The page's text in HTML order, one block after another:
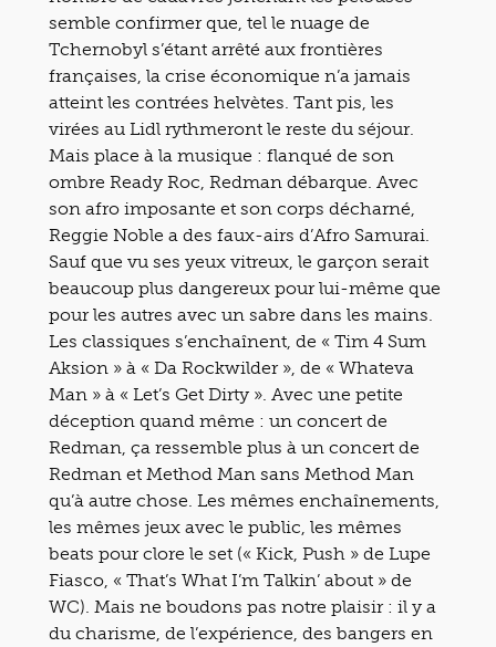
semble confirmer que, tel le nuage de
Tchernobyl s’étant arrêté aux frontières
françaises, la crise économique n’a jamais
atteint les contrées helvètes. Tant pis, les
virées au Lidl rythmeront le reste du séjour.
Mais place à la musique : flanqué de son
ombre Ready Roc, Redman débarque. Avec
son afro imposante et son corps décharné,
Reggie Noble a des faux-airs d’Afro Samurai.
Sauf que vu ses yeux vitreux, le garçon serait
beaucoup plus dangereux pour lui-même que
pour les autres avec un sabre dans les mains.
Les classiques s’enchaînent, de « Tim 4 Sum
Aksion » à « Da Rockwilder », de « Whateva
Man » à « Let’s Get Dirty ». Avec une petite
déception quand même : un concert de
Redman, ça ressemble plus à un concert de
Redman et Method Man sans Method Man
qu’à autre chose. Les mêmes enchaînements,
les mêmes jeux avec le public, les mêmes
beats pour clore le set (« Kick, Push » de Lupe
Fiasco, « That’s What I’m Talkin’ about » de
WC). Mais ne boudons pas notre plaisir : il y a
du charisme, de l’expérience, des bangers en